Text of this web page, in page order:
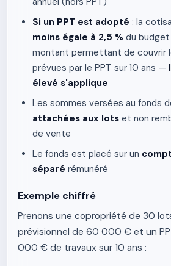
Si un PPT est adopté : la
moins égale à 2,5 % du
montant permettant de couvrir
prévues par le PPT sur 10 ans —
élevé s'applique
Les sommes versées au fonds
attachées aux lots et non
de vente
Le fonds est placé sur un
séparé rémunéré
Exemple chiffré
Prenons une copropriété de 30
prévisionnel de 60 000 € et un
000 € de travaux sur 10 ans :